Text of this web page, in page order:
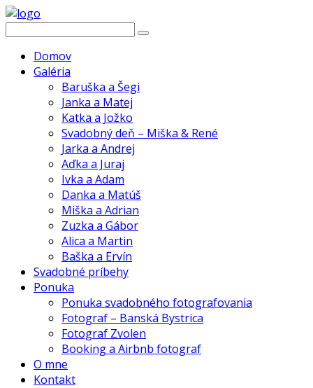
Domov
Galéria
Baruška a Šegi
Janka a Matej
Katka a Jožko
Svadobný deň – Miška & René
Jarka a Andrej
Aďka a Juraj
Ivka a Adam
Danka a Matúš
Miška a Adrian
Zuzka a Gábor
Alica a Martin
Baška a Ervín
Svadobné príbehy
Ponuka
Ponuka svadobného fotografovania
Fotograf – Banská Bystrica
Fotograf Zvolen
Booking a Airbnb fotograf
O mne
Kontakt